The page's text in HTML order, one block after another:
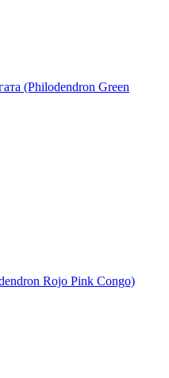
(Philodendron Green
Rojo Pink Congo)